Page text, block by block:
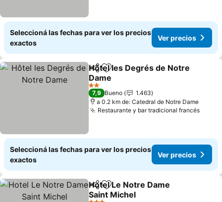
Seleccioná las fechas para ver los precios
exactos
Ver precios
CompartirAñadir a favoritos
Hôtel les Degrés de Notre
Dame
Ver precios
2 Estrellas
7,9 Bueno
1.463
a 0.2 km de: Catedral de Notre Dame
Restaurante y bar tradicional francésVer
Seleccioná las fechas para ver los precios
exactos
Ver precios
CompartirAñadir a favoritos
Hotel Le Notre Dame
Saint Michel